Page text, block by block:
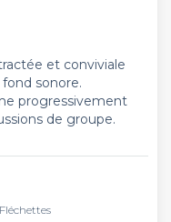
et conviviale
sonore.
progressivement
de groupe.
Fléchettes